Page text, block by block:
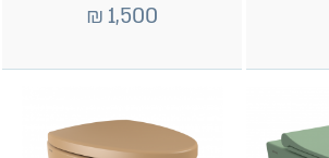
1,500
₪